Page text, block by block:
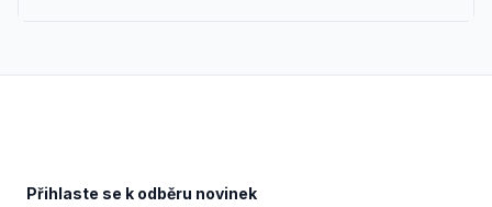
Přihlaste se k odběru novinek